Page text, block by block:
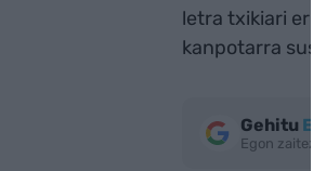
letra txikiari
kanpotarra
Gehitu
Egon